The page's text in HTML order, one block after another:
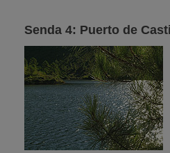
Senda 4: Puerto de